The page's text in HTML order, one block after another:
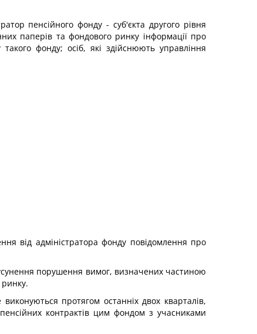
пенсійного фонду - суб'єкта другого рівня
паперів та фондового ринку інформації про
фонду; осіб, які здійснюють управління
від адміністратора фонду повідомлення про
порушення вимог, визначених частиною
протягом останніх двох кварталів,
контрактів цим фондом з учасниками